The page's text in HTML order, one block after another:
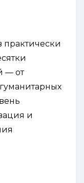
практически
— от
и